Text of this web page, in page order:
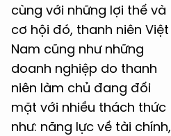
cùng với những lợi thế và
cơ hội đó, thanh niên Việt
Nam cũng như những
doanh nghiệp do thanh
niên làm chủ đang đối
mặt với nhiều thách thức
như: năng lực về tài chính,